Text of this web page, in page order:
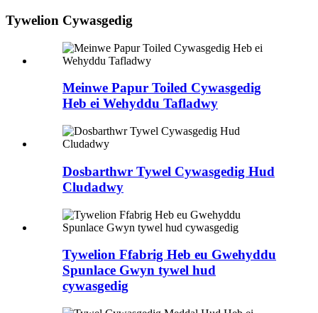
Tywelion Cywasgedig
Meinwe Papur Toiled Cywasgedig
Heb ei Wehyddu Tafladwy
Dosbarthwr Tywel Cywasgedig Hud
Cludadwy
Tywelion Ffabrig Heb eu Gwehyddu
Spunlace Gwyn tywel hud
cywasgedig